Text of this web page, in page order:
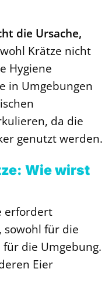
die Ursache,
Krätze nicht
Hygiene
in Umgebungen
da die
genutzt werden.
Wie wirst
erfordert
sowohl für die
die Umgebung.
Eier